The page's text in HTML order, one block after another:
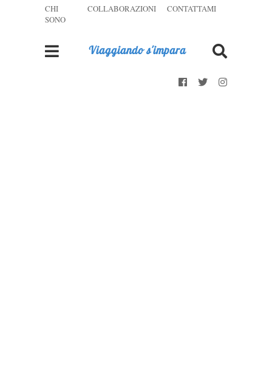
CHI
SONO
COLLABORAZIONI CONTATTAMI
Viaggiando s'impara